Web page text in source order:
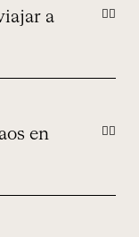
a
en